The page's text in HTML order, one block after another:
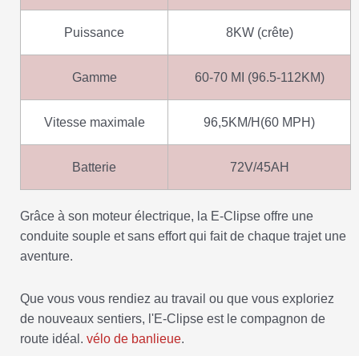
Puissance 8KW (crête)
Gamme 60-70 MI (96.5-112KM)
Vitesse maximale 96,5KM/H(60 MPH)
Batterie 72V/45AH
Grâce à son moteur électrique, la E-Clipse offre une
conduite souple et sans effort qui fait de chaque trajet une
aventure.
Que vous vous rendiez au travail ou que vous exploriez
de nouveaux sentiers, l'E-Clipse est le compagnon de
route idéal. vélo de banlieue.